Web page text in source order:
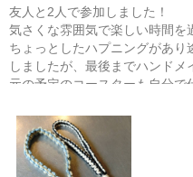
友人と2人で参加しました！
気さくな雰囲気で楽しい時間を
ちょっとしたハプニングがあ
しましたが、最後までハンド
元の予定のコースターも自分
ありがとうございました！